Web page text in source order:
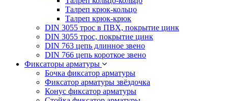
Талреп крюк-кольцо
Талреп крюк-крюк
DIN 3055 трос в ПВХ, покрытие цинк
DIN 3055 трос, покрытие цинк
DIN 763 цепь длинное звено
DIN 766 цепь короткое звено
Фиксаторы арматуры
Бочка фиксатор арматуры
Фиксатор арматуры звёздочка
Конус фиксатор арматуры